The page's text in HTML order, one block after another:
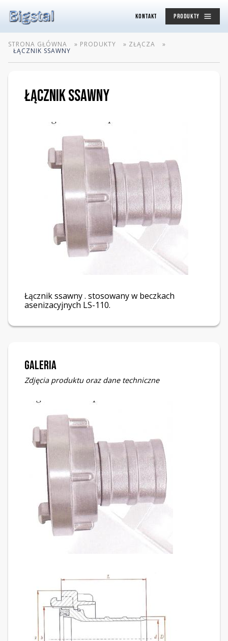
KONTAKT PRODUKTY
STRONA GŁÓWNA » PRODUKTY » ZŁĄCZA »
ŁĄCZNIK SSAWNY
ŁĄCZNIK SSAWNY
Łącznik ssawny . stosowany w beczkach
asenizacyjnych LS-110.
Galeria
Zdjęcia produktu oraz dane techniczne